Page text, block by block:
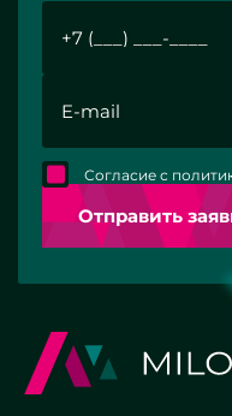
Отправить
Согласие с